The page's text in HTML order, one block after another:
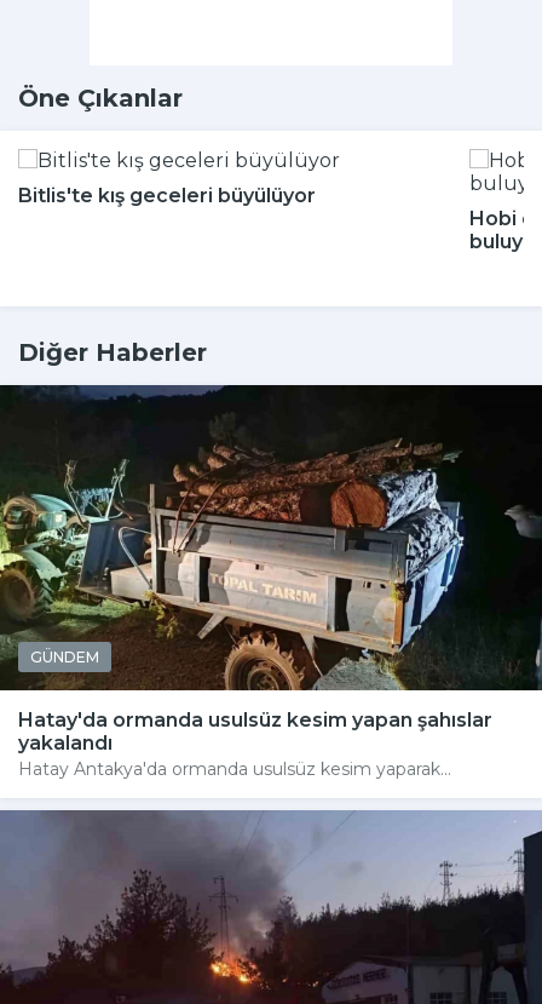
Öne Çıkanlar
Bitlis'te kış geceleri büyülüyor
Hobi
Diğer Haberler
GÜNDEM
Hatay'da ormanda usulsüz kesim yapan şahıslar
yakalandı
Hatay Antakya'da ormanda usulsüz kesim yaparak...